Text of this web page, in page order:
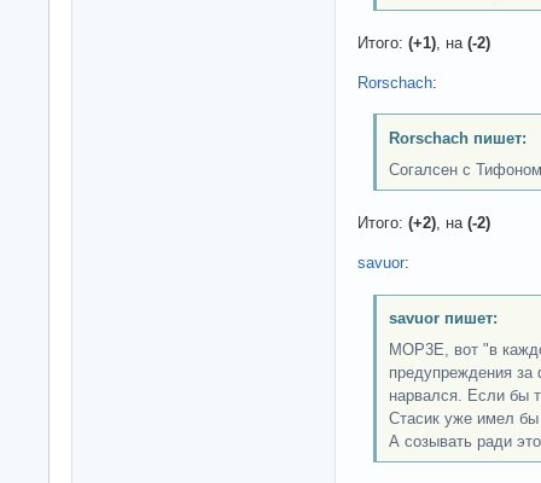
Итого: (+1) , на (-2)
Rorschach:
Rorschach пишет:
Согалсен с
Итого: (+2) , на (-2)
savuor:
savuor пишет:
MOP3E, вот "в
предупреждения
нарвался. Если бы
Стасик уже имел
А созывать ради